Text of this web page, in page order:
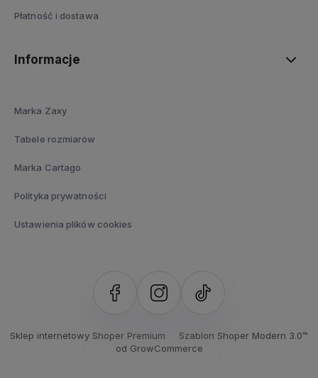
Płatność i dostawa
Informacje
Marka Zaxy
Tabele rozmiarów
Marka Cartago
Polityka prywatności
Ustawienia plików cookies
Sklep internetowy Shoper Premium
Szablon Shoper Modern 3.0™
od GrowCommerce